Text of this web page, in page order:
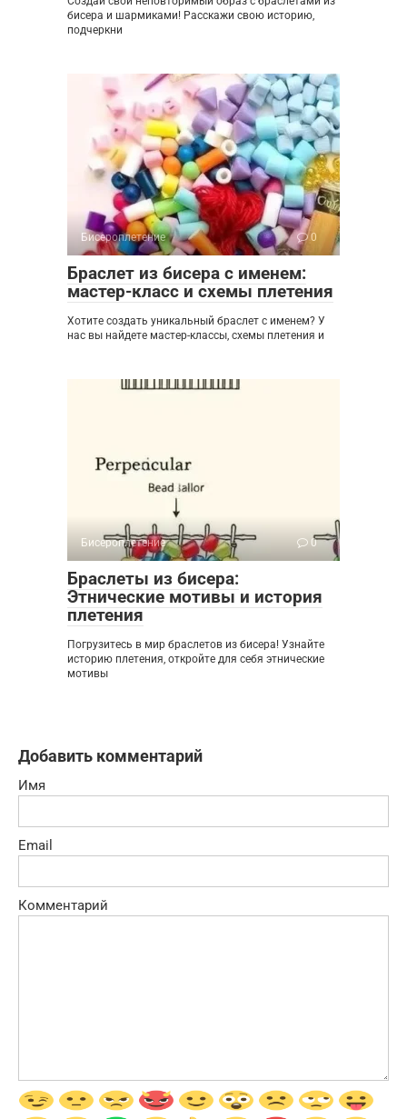
бисера и шармиками! Расскажи свою историю,
подчеркни
Бисероплетение 0
Браслет из бисера с именем:
мастер-класс и схемы плетения
Хотите создать уникальный браслет с именем? У
нас вы найдете мастер-классы, схемы плетения и
Бисероплетение 0
Браслеты из бисера:
Этнические мотивы и история
плетения
Погрузитесь в мир браслетов из бисера! Узнайте
историю плетения, откройте для себя этнические
мотивы
Добавить комментарий
Имя
Email
Комментарий